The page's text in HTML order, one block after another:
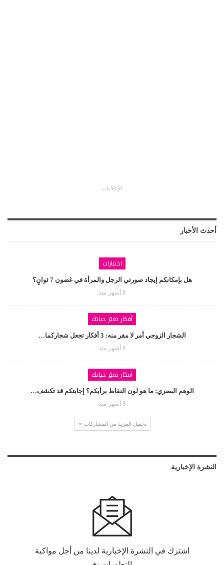
- الإعلانات -
أحدث الأخبار
اختبارات
هل بإمكانكم إيجاد صورتي الرجل والمرأة في غضون 7 ثوانٍ؟
8 أشهر منذ
أفكار تغيّر حياتك
الشجار الزوجي أمر لا مفر منه: 3 أفكار تجعل شجاركما…
8 أشهر منذ
أفكار تغيّر حياتك
الوهم البصري: ما هو لون النقاط برأيكم؟ إجابتكم قد تكشف…
8 أشهر منذ
تحميل المزيد من المشاركات
النشرة الإخبارية
اشترك في النشرة الإخبارية لدينا من أجل مواكبة